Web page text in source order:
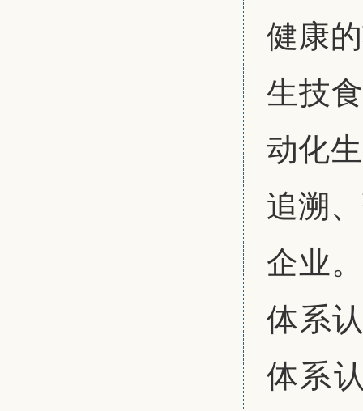
健康
生技
动化
追溯
企业
体系
体系